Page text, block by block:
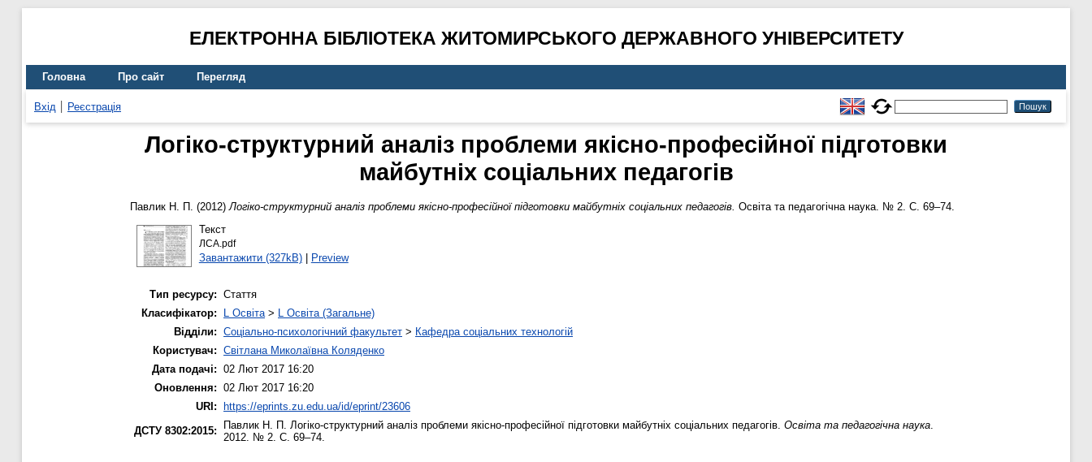
ЕЛЕКТРОННА БІБЛІОТЕКА ЖИТОМИРСЬКОГО ДЕРЖАВНОГО УНІВЕРСИТЕТУ
Головна Про сайт Перегляд
Вхід Реєстрація
Логіко-структурний аналіз проблеми якісно-професійної підготовки
майбутніх соціальних педагогів
Павлик Н. П. (2012)Логіко-структурний аналіз проблеми якісно-професійної підготовки майбутніх соціальних педагогів. Освіта та педагогічна наука. № 2. С. 69–74.
Текст
ЛСА.pdf
Завантажити (327kB)| Preview
Тип ресурсу: Стаття
Класифікатор:
L Освіта> L Освіта (Загальне)
Відділи: Соціально-психологічний факультет > Кафедра соціальних технологій
Користувач: Світлана Миколаївна Коляденко
Дата подачі: 02 Лют 2017 16:20
Оновлення: 02 Лют 2017 16:20
URI:
https://eprints.zu.edu.ua/id/eprint/23606
ДСТУ 8302:2015:
Павлик Н. П. Логіко-структурний аналіз проблеми якісно-професійної підготовки майбутніх соціальних педагогів. Освіта та педагогічна наука.
2012. № 2. С. 69–74.